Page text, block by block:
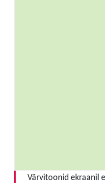
Värvitoonid ekraanil